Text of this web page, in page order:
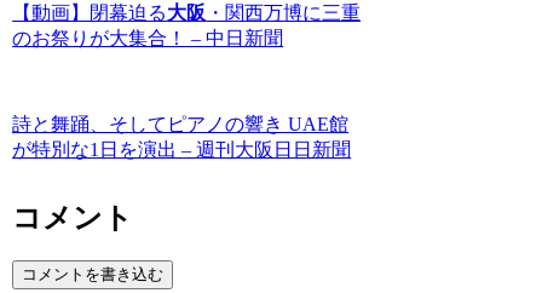
【動画】閉幕迫る大阪 ・関西万博に三重
のお祭りが大集合！ – 中日新聞
詩と舞踊、そしてピアノの響き UAE館
が特別な1日を演出 – 週刊大阪日日新聞
コメント
コメントを書き込む